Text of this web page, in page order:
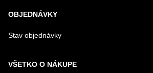
OBJEDNÁVKY
Stav objednávky
VŠETKO O NÁKUPE